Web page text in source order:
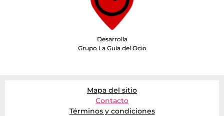
Desarrolla
Grupo La Guía del Ocio
Mapa del sitio
Contacto
Términos y condiciones